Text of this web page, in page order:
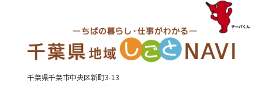
千葉県千葉市中央区新町3-13